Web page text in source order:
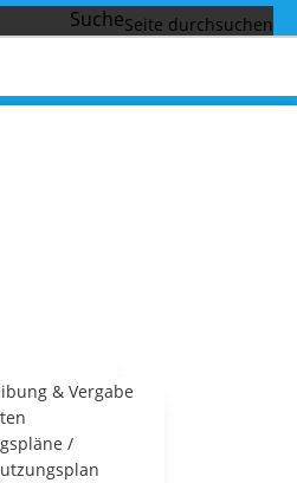
Suche
& Vergabe
/